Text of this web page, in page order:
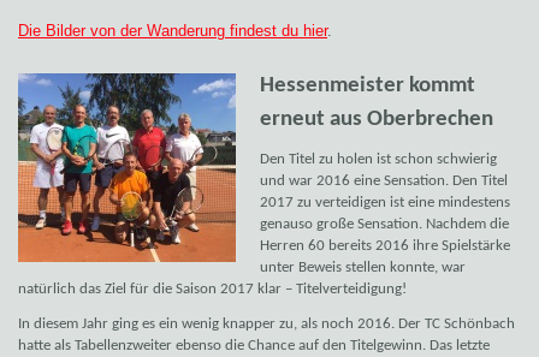
Die Bilder von der Wanderung findest du hier.
Hessenmeister kommt
erneut aus Oberbrechen
Den Titel zu holen ist schon schwierig
und war 2016 eine Sensation. Den Titel
2017 zu verteidigen ist eine mindestens
genauso große Sensation. Nachdem die
Herren 60 bereits 2016 ihre Spielstärke
unter Beweis stellen konnte, war
natürlich das Ziel für die Saison 2017 klar – Titelverteidigung!
In diesem Jahr ging es ein wenig knapper zu, als noch 2016. Der TC Schönbach
hatte als Tabellenzweiter ebenso die Chance auf den Titelgewinn. Das letzte